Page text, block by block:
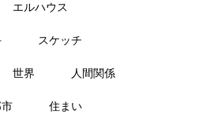
エルハウス
スケッチ
世界 人間関係
住まい